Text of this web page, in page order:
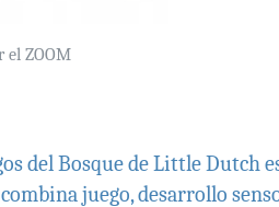
el ZOOM
del Bosque de Little Dutch
juego, desarrollo